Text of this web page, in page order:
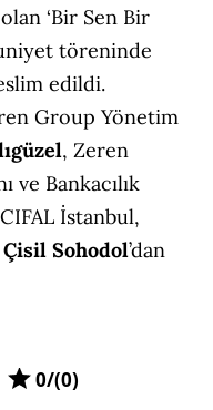
‘Bir Sen Bir
töreninde
edildi.
Group Yönetim
, Zeren
ve Bankacılık
İstanbul,
Sohodol’dan
0/(0)